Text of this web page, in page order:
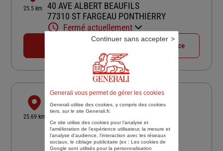
25.5 km
40 AVE ALBERT BEAUFILS
77310 ST FARGEAU PONTHIERRY
Fermé actuellement
01 60 65 37 53 Voir la fiche agence
25.69 km
2 RUE AUGUSTE RENOIR
78400 CHATOU
4,6/5Note de 4.6 sur 5
(Google) 27 avis
Fermé aujourd'hui
Generali vous permet de gérer les cookies
Generali utilise des cookies, y compris des cookies
tiers, sur le site Generali.fr.
Ce site utilise des cookies pour l’analyse et
l'amélioration de l’expérience utilisateur, la mesure et
l’analyse d’audience, l’interaction avec les réseaux
sociaux, le ciblage publicitaire (ex : Les cookies de
Google sont utilisés pour la personnalisation
Continuer sans accepter